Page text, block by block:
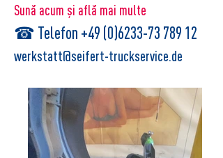
Sună acum și află mai multe
☎ Telefon +49 (0)6233-73 789 12
werkstatt@seifert-truckservice.de